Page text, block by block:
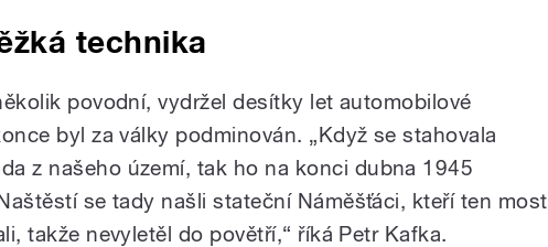
technika
povodní, vydržel desítky let automobilové
byl za války podminován. „Když se stahovala
z našeho území, tak ho na konci dubna 1945
se tady našli stateční Náměšťáci, kteří ten most
takže nevyletěl do povětří,“ říká Petr Kafka.